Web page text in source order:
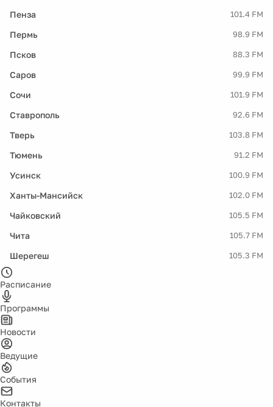
Пенза 101.4 FM
Пермь 98.9 FM
Псков 88.3 FM
Саров 99.9 FM
Сочи 101.9 FM
Ставрополь 92.6 FM
Тверь 103.8 FM
Тюмень 91.2 FM
Усинск 100.9 FM
Ханты-Мансийск 102.0 FM
Чайковский 105.5 FM
Чита 105.7 FM
Шерегеш 105.3 FM
Расписание
Программы
Новости
Ведущие
События
Контакты